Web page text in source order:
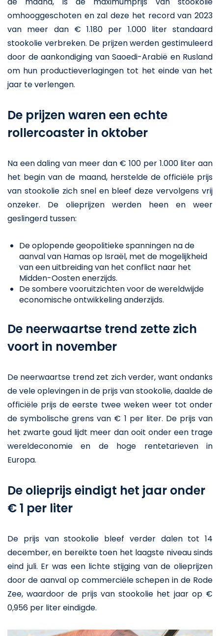
omhooggeschoten en zal deze het record van 2023
van meer dan € 1.180 per 1.000 liter standaard
stookolie verbreken. De prijzen werden gestimuleerd
door de aankondiging van Saoedi-Arabië en Rusland
om hun productieverlagingen tot het einde van het
jaar te verlengen.
De prijzen waren een echte
rollercoaster in oktober
Na een daling van meer dan € 100 per 1.000 liter aan
het begin van de maand, herstelde de officiële prijs
van stookolie zich snel en bleef deze vervolgens vrij
onzeker. De olieprijzen werden heen en weer
geslingerd tussen:
De oplopende geopolitieke spanningen na de
aanval van Hamas op Israël, met de mogelijkheid
van een uitbreiding van het conflict naar het
Midden-Oosten enerzijds.
De sombere vooruitzichten voor de wereldwijde
economische ontwikkeling anderzijds.
De neerwaartse trend zette zich
voort in november
De neerwaartse trend zet zich verder, want ondanks
de vele oplevingen in de prijs van stookolie, daalde de
officiële prijs de eerste twee weken weer tot onder
de symbolische grens van € 1 per liter. De prijs van
het zwarte goud lijdt meer dan ooit onder een trage
wereldeconomie en de hoge rentetarieven in
Europa.
De olieprijs eindigt het jaar onder
€ 1 per liter
De prijs van stookolie bleef verder dalen tot 14
december, en bereikte toen het laagste niveau sinds
eind juli. Er was een lichte stijging van de olieprijzen
door de aanval op commerciële schepen in de Rode
Zee, waardoor de prijs van stookolie het jaar op €
0,956 per liter eindigde.